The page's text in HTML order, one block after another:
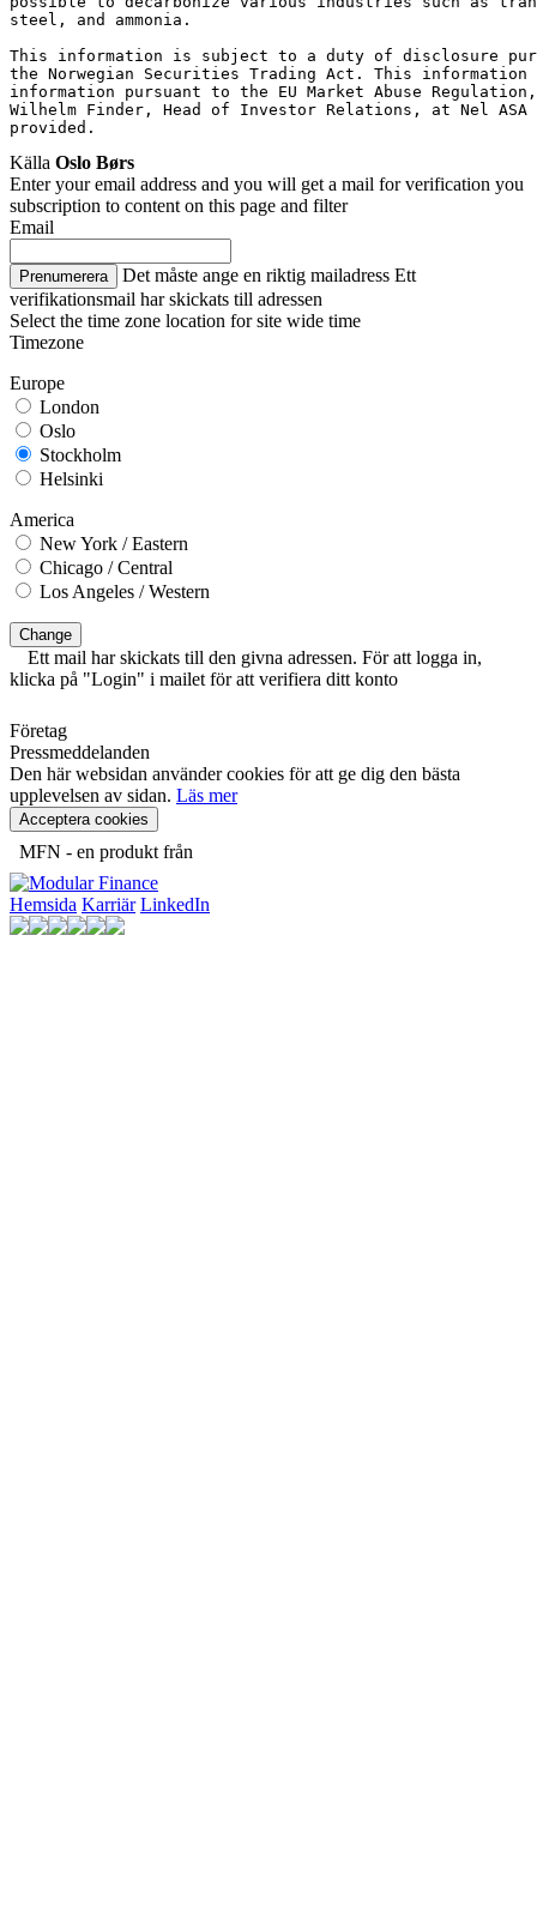
steel, and ammonia.
This information is subject to a duty of disclosure
the Norwegian Securities Trading Act. This information
information pursuant to the EU Market Abuse
Wilhelm Finder, Head of Investor Relations, at Nel ASA
provided.
Källa Oslo Børs
Enter your email address and you will get a mail for verification you
subscription to content on this page and filter
Email
Prenumerera Det måste ange en riktig mailadress Ett
verifikationsmail har skickats till adressen
Select the time zone location for site wide time
Timezone
Europe
London
Oslo
Stockholm
Helsinki
America
New York / Eastern
Chicago / Central
Los Angeles / Western
Change
Ett mail har skickats till den givna adressen. För att logga in,
klicka på "Login" i mailet för att verifiera ditt konto
Företag
Pressmeddelanden
Den här websidan använder cookies för att ge dig den bästa
upplevelsen av sidan. Läs mer
Acceptera cookies
MFN - en produkt från
Hemsida Karriär LinkedIn